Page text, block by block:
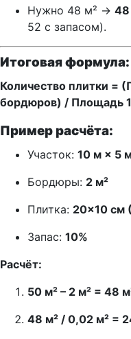
Нужно 48 м² → 48
52 с запасом).
Итоговая формула:
Количество плитки =
бордюров) / Площадь 1
Пример расчёта:
Участок: 10 м × 5
Бордюры: 2 м²
Плитка: 20×10 см
Запас: 10%
Расчёт:
50 м² – 2 м² = 48
48 м² / 0,02 м² =